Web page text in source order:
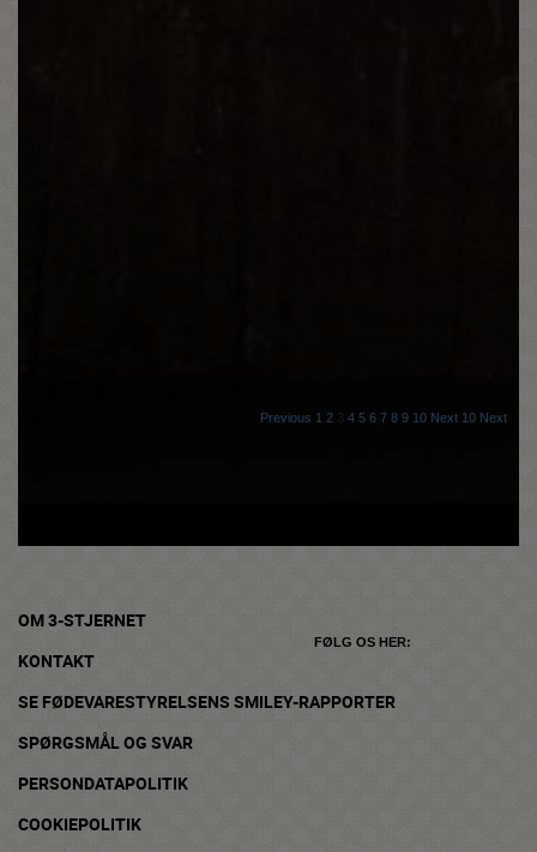
Previous 1 2 4 5 6 7 8 9 10 Next 10 Next
OM 3-STJERNET
KONTAKT
SE FØDEVARESTYRELSENS SMILEY-RAPPORTER
SPØRGSMÅL OG SVAR
PERSONDATAPOLITIK
COOKIEPOLITIK
FØLG OS HER: